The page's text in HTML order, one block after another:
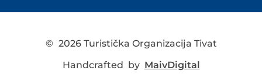
© 2026 Turistička Organizacija Tivat
Handcrafted by MaivDigital